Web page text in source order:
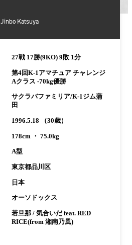
Jinbo Katsuya
27戦 17勝(9KO) 9敗 1分
第4回K-1アマチュア チャレンジ
Aクラス -70kg優勝
サクラバファミリア/K-1ジム蒲
田
1996.5.18 （30歳）
178cm ・ 75.0kg
A型
東京都品川区
日本
オーソドックス
若旦那 / 気合いだ feat. RED
RICE(from 湘南乃風)